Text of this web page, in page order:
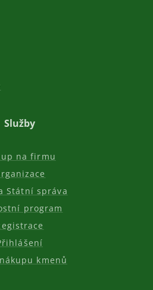
Služby
na firmu
Státní správa
program
kmenů